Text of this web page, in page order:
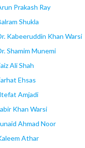
Prakash Ray
Shukla
Kabeeruddin Khan Warsi
Shamim Munemi
Ali Shah
Ehsas
Amjadi
Khan Warsi
Ahmad Noor
Athar